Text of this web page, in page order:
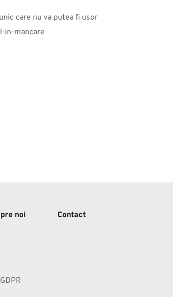
care nu va putea fi usor
in-mancare
noi Contact